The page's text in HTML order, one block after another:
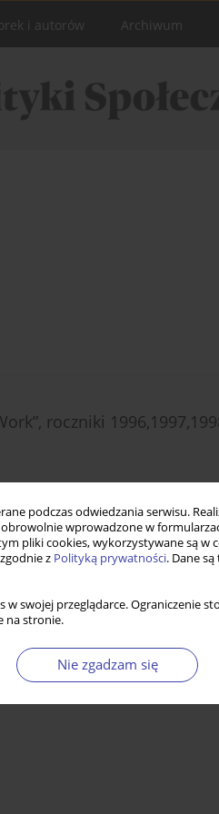
podczas odwiedzania serwisu.
wprowadzone w
pliki cookies, wykorzystywane są
z Polityką prywatności. Dane
w swojej przeglądarce. Ograniczenie
na stronie.
Nie zgadzam się
i autorów Archiwum
roczniki
świata: 1999; 2000